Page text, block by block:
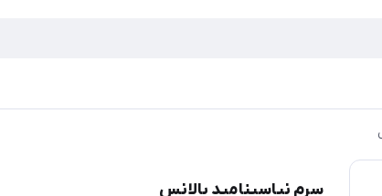
سرم نیاسینامید بالانس